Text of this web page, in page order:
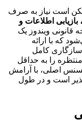
است نیاز به صرف
اطلاعات و
قانونی ویندوز یک
که با ارائه
کامل
را به حداقل
اصلی، با آرامش
است و در طول